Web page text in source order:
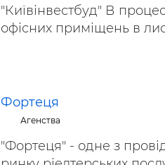
"Київінвестбуд" В
офісних приміщень в
Фортеця
Агенства
"Фортеця" - одне з